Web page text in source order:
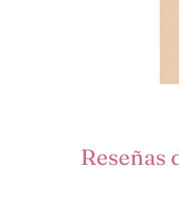
Reseñas